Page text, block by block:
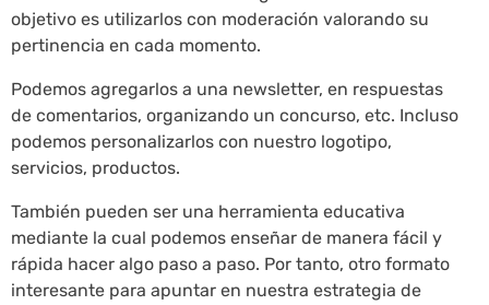
objetivo es utilizarlos con moderación valorando su
pertinencia en cada momento.
Podemos agregarlos a una newsletter, en respuestas
de comentarios, organizando un concurso, etc. Incluso
podemos personalizarlos con nuestro logotipo,
servicios, productos.
También pueden ser una herramienta educativa
mediante la cual podemos enseñar de manera fácil y
rápida hacer algo paso a paso. Por tanto, otro formato
interesante para apuntar en nuestra estrategia de